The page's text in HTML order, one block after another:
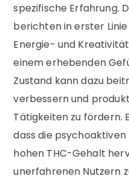
spezifische Erfahrung.
berichten in erster
Energie- und
einem erhebenden
Zustand kann dazu
verbessern und
Tätigkeiten zu fördern.
dass die
hohen THC-Gehalt
unerfahrenen Nutzern